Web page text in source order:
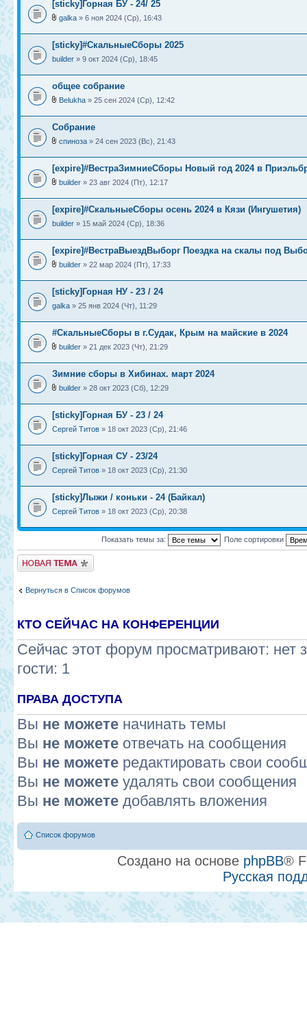
[sticky]Горная БУ - 24/ 25
galka » 6 ноя 2024 (Ср), 16:43
[sticky]#СкальныеСборы 2025
builder » 9 окт 2024 (Ср), 18:45
общее собрание
Belukha » 25 сен 2024 (Ср), 12:42
Собрание
спиноза » 24 сен 2023 (Вс), 21:43
[expire]#ВестраЗимниеСборы Новый год 2024 в
builder » 23 авг 2024 (Пт), 12:17
[expire]#СкальныеСборы осень 2024 в Кязи (Ингушетия)
builder » 15 май 2024 (Ср), 18:36
[expire]#ВестраВыездВыборг Поездка на скалы под
builder » 22 мар 2024 (Пт), 17:33
[sticky]Горная НУ - 23 / 24
galka » 25 янв 2024 (Чт), 11:29
#СкальныеСборы в г.Судак, Крым на майские в 2024
builder » 21 дек 2023 (Чт), 21:29
Зимние сборы в Хибинах. март 2024
builder » 28 окт 2023 (Сб), 12:29
[sticky]Горная БУ - 23 / 24
Сергей Титов » 18 окт 2023 (Ср), 21:46
[sticky]Горная СУ - 23/24
Сергей Титов » 18 окт 2023 (Ср), 21:30
[sticky]Лыжи / коньки - 24 (Байкал)
Сергей Титов » 18 окт 2023 (Ср), 20:38
Показать темы за: Поле сортировки
Новая тема
Вернуться в Список форумов
КТО СЕЙЧАС НА КОНФЕРЕНЦИИ
Сейчас этот форум просматривают: нет
гости: 1
ПРАВА ДОСТУПА
Вы не можете начинать темы
Вы не можете отвечать на сообщения
Вы не можете редактировать свои
Вы не можете удалять свои сообщения
Вы не можете добавлять вложения
Список форумов
Создано на основе phpBB®
Русская